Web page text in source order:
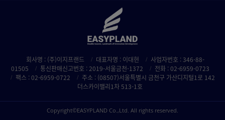
회사명 : (주)이지프랜드 대표자명 : 이대현
사업자번호 : 346-88-
01505
통신판매신고번호 : 2019-서울금천-1372
전화 : 02-6959-0723
팩스 : 02-6959-0722
주소 : (08507)서울특별시 금천구 가산디지털1로 142
더스카이밸리1차 513-1호
Copyright©EASYPLAND Co.,Ltd. All rights reserved.